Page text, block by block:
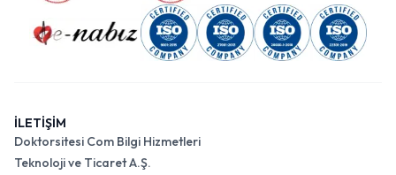
İLETİŞİM
Doktorsitesi Com Bilgi Hizmetleri
Teknoloji ve Ticaret A.Ş.